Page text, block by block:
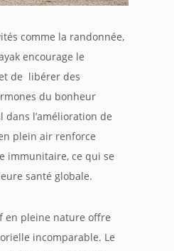
comme la randonnée,
encourage le
de libérer des
du bonheur
l’amélioration de
plein air renforce
immunitaire, ce qui se
santé globale.
en pleine nature offre
incomparable. Le